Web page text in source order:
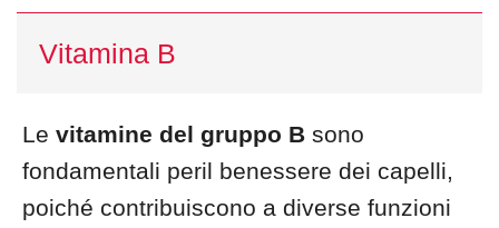
Vitamina B
Le vitamine del gruppo B sono
fondamentali peril benessere dei capelli,
poiché contribuiscono a diverse funzioni